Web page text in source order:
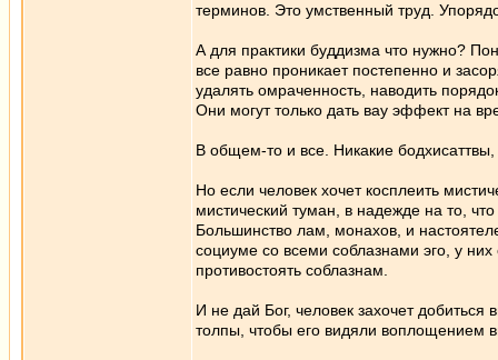
терминов. Это умственный труд.
А для практики буддизма что нужно?
все равно проникает постепенно и
удалять омраченность, наводить
Они могут только дать вау эффект на
В общем-то и все. Никакие
Но если человек хочет косплеить
мистический туман, в надежде на то,
Большинство лам, монахов, и
социуме со всеми соблазнами эго, у них
противостоять соблазнам.
И не дай Бог, человек захочет добиться
толпы, чтобы его видяли воплощением